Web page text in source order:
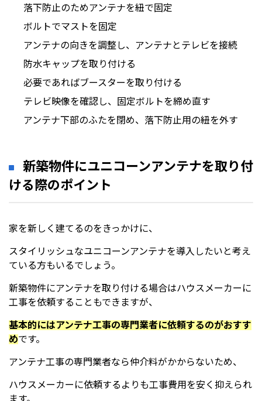
落下防止のためアンテナを紐で固定
ボルトでマストを固定
アンテナの向きを調整し、アンテナとテレビを接続
防水キャップを取り付ける
必要であればブースターを取り付ける
テレビ映像を確認し、固定ボルトを締め直す
アンテナ下部のふたを閉め、落下防止用の紐を外す
新築物件にユニコーンアンテナを取り付
ける際のポイント
家を新しく建てるのをきっかけに、
スタイリッシュなユニコーンアンテナを導入したいと考え
ている方もいるでしょう。
新築物件にアンテナを取り付ける場合はハウスメーカーに
工事を依頼することもできますが、
基本的にはアンテナ工事の専門業者に依頼するのがおすす
めです。
アンテナ工事の専門業者なら仲介料がかからないため、
ハウスメーカーに依頼するよりも工事費用を安く抑えられ